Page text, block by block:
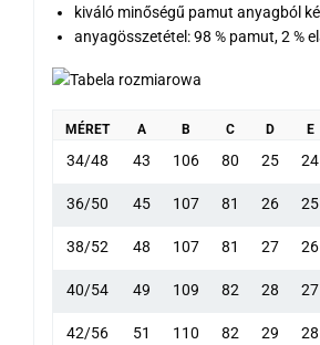
kiváló minőségű pamut anyagból
anyagösszetétel: 98 % pamut, 2 %
MÉRET A B C D E
34/48 43 106 80 25 24
36/50 45 107 81 26 25
38/52 48 107 81 27 26
40/54 49 109 82 28 27
42/56 51 110 82 29 28